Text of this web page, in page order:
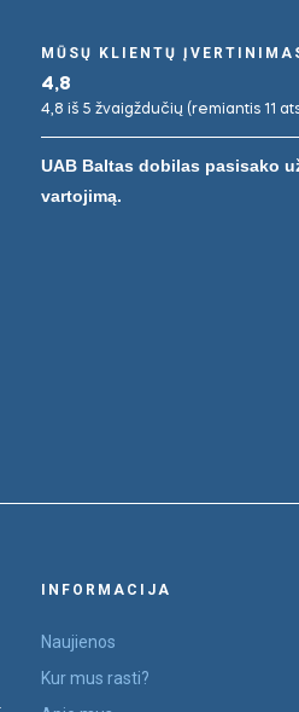
MŪSŲ KLIENTŲ
4,8
4,8 iš 5 žvaigždučių (remiantis 11
UAB Baltas dobilas pasisako
vartojimą.
INFORMACIJA
Naujienos
Kur mus rasti?